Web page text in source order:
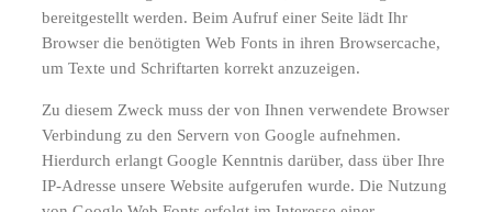
bereitgestellt werden. Beim Aufruf einer Seite lädt Ihr
Browser die benötigten Web Fonts in ihren Browsercache,
um Texte und Schriftarten korrekt anzuzeigen.
Zu diesem Zweck muss der von Ihnen verwendete Browser
Verbindung zu den Servern von Google aufnehmen.
Hierdurch erlangt Google Kenntnis darüber, dass über Ihre
IP-Adresse unsere Website aufgerufen wurde. Die Nutzung